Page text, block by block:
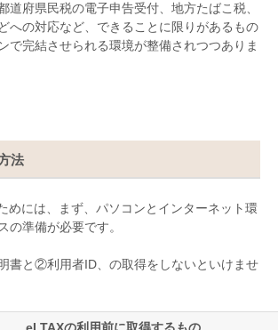
道府県民税の電子申告受付、地方たばこ税、
への対応など、できることに限りがあるもの
で完結させられる環境が整備されつつありま
法
めには、まず、パソコンとインターネット環
の準備が必要です。
書と②利用者ID 、の取得をしないといけませ
eLTAXの利用前に取得するもの